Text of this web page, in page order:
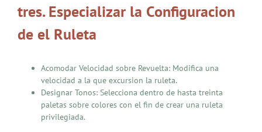
tres. Especializar la Configuracion
de el Ruleta
Acomodar Velocidad sobre Revuelta: Modifica una
velocidad a la que excursion la ruleta.
Designar Tonos: Selecciona dentro de hasta treinta
paletas sobre colores con el fin de crear una ruleta
privilegiada.